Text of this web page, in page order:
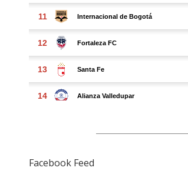
Facebook Feed